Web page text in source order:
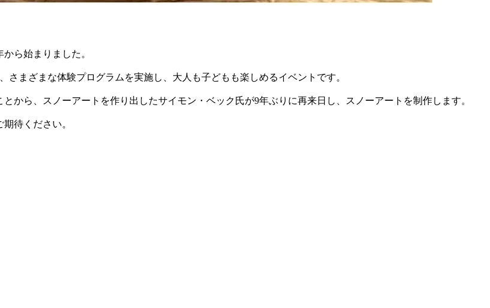
ら始まりました。
まざまな体験プログラムを実施し、大人も子どもも楽しめるイベントです。
から、スノーアートを作り出したサイモン・ベック氏が9年ぶりに再来日し、スノーアートを制作します。
待ください。